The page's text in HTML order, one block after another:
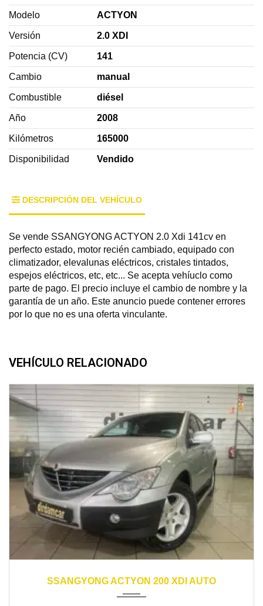
Modelo ACTYON
Versión 2.0 XDI
Potencia (CV) 141
Cambio manual
Combustible diésel
Año 2008
Kilómetros 165000
Disponibilidad Vendido
DESCRIPCIÓN DEL VEHÍCULO
Se vende SSANGYONG ACTYON 2.0 Xdi 141cv en
perfecto estado, motor recién cambiado, equipado con
climatizador, elevalunas eléctricos, cristales tintados,
espejos eléctricos, etc, etc... Se acepta vehíuclo como
parte de pago. El precio incluye el cambio de nombre y la
garantía de un año. Este anuncio puede contener errores
por lo que no es una oferta vinculante.
VEHÍCULO RELACIONADO
SSANGYONG ACTYON 200 XDI AUTO